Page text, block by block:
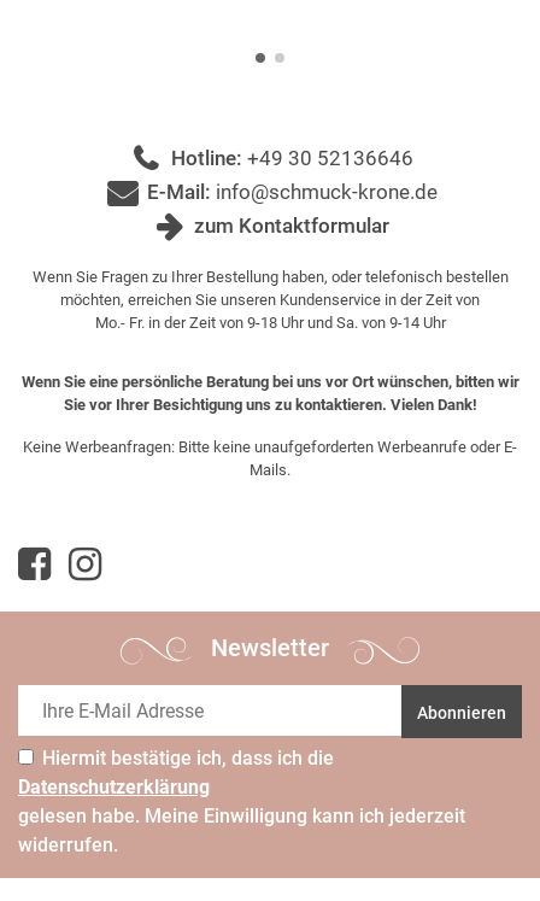
Hotline: +49 30 52136646
E-Mail: info@schmuck-krone.de
zum Kontaktformular
Wenn Sie Fragen zu Ihrer Bestellung haben, oder telefonisch bestellen
möchten, erreichen Sie unseren Kundenservice in der Zeit von
Mo.- Fr. in der Zeit von 9-18 Uhr und Sa. von 9-14 Uhr
Wenn Sie eine persönliche Beratung bei uns vor Ort wünschen, bitten wir
Sie vor Ihrer Besichtigung uns zu kontaktieren. Vielen Dank!
Keine Werbeanfragen: Bitte keine unaufgeforderten Werbeanrufe oder E-
Mails.
Newsletter
Abonnieren
Hiermit bestätige ich, dass ich die
Daten­schutz­erklärung
gelesen habe. Meine Einwilligung kann ich jederzeit
widerrufen.